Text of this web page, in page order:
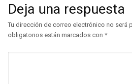
Deja una respuesta
Tu dirección de correo electrónico no será
obligatorios están marcados con *